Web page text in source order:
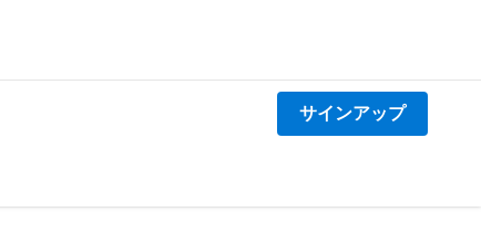
サインアップ